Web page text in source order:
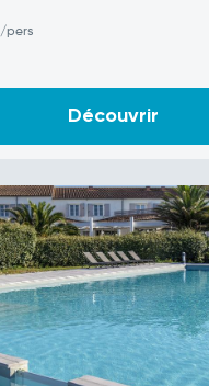
/pers
Découvrir